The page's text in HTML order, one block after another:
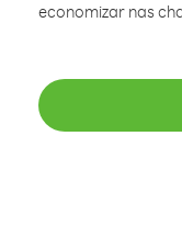
economizar nas